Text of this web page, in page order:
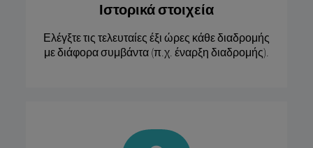
Ιστορικά στοιχεία
Ελέγξτε τις τελευταίες έξι ώρες κάθε διαδρομής
με διάφορα συμβάντα (π.χ. έναρξη διαδρομής).